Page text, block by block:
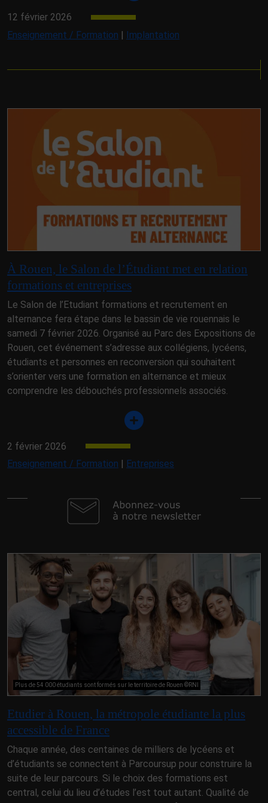
12 février 2026
Enseignement / Formation | Implantation
À Rouen, le Salon de l’Étudiant met en relation
formations et entreprises
Le Salon de l’Etudiant formations et recrutement en
alternance fera étape dans le bassin de vie rouennais le
samedi 7 février 2026. Organisé au Parc des Expositions de
Rouen, cet événement s’adresse aux collégiens, lycéens,
étudiants et personnes en reconversion qui souhaitent
s’orienter vers une formation en alternance et mieux
comprendre les débouchés professionnels associés.
2 février 2026
Enseignement / Formation | Entreprises
Plus de 54 000 étudiants sont formés sur le territoire de Rouen ©RNI
Etudier à Rouen, la métropole étudiante la plus
accessible de France
Chaque année, des centaines de milliers de lycéens et
d’étudiants se connectent à Parcoursup pour construire la
suite de leur parcours. Si le choix des formations est
central, celui du lieu d’études l’est tout autant. Qualité de